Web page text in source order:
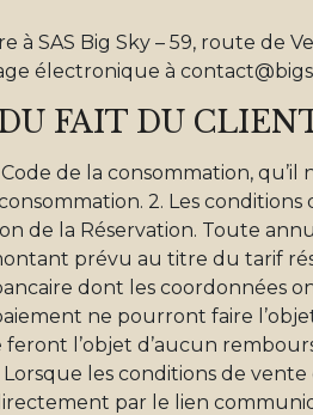
SAS Big Sky – 59, route de
électronique à
FAIT DU
de la consommation, qu’il
2. Les
de la Réservation. Toute
prévu au titre du tarif
dont les coordonnées
ne pourront faire
l’objet d’aucun
les conditions de
par le lien